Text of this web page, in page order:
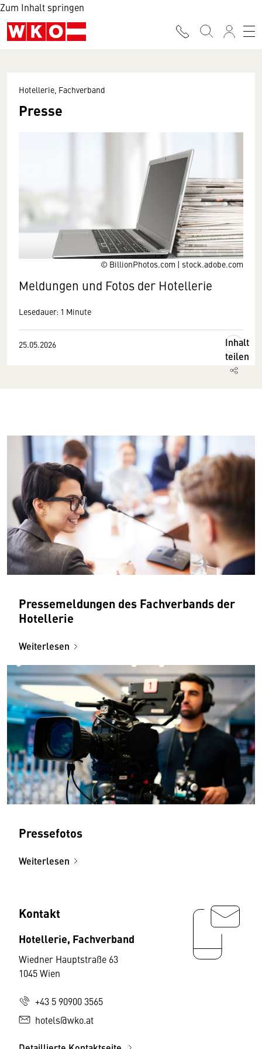
Zum Inhalt springen
© BillionPhotos.com | stock.adobe.com
Hotellerie, Fachverband
Presse
Meldungen und Fotos der Hotellerie
Lesedauer: 1 Minute
25.05.2026
Inhalt
teilen
Pressemeldungen des Fachverbands der
Hotellerie
Weiterlesen
Pressefotos
Weiterlesen
Kontakt
Hotellerie, Fachverband
Wiedner Hauptstraße 63
1045 Wien
+43 5 90900 3565
hotels@wko.at